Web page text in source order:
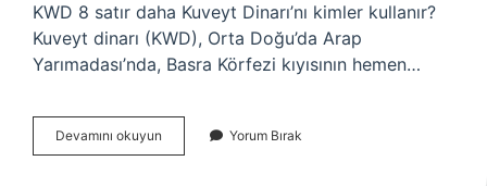
KWD 8 satır daha Kuveyt Dinarı’nı kimler kullanır?
Kuveyt dinarı (KWD), Orta Doğu’da Arap
Yarımadası’nda, Basra Körfezi kıyısının hemen…
Devamını okuyun
Dinarı
Yorum Bırak